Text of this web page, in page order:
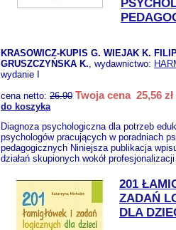
KRASOWICZ-KUPIS G. WIEJAK K.
GRUSZCZYŃSKA K., wydawnictwo:
wydanie I
cena netto: 26.90 Twoja cena 25,56 zł
do koszyka
Diagnoza psychologiczna dla potrzeb
psychologów pracujących w poradniach
pedagogicznych Niniejsza publikacja
działań skupionych wokół
201
ZADAŃ
DLA